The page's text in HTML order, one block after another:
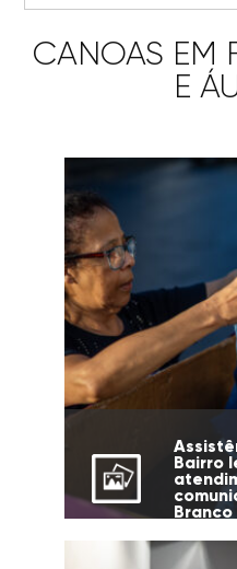
CANOAS EM
E
Bairro
Branco